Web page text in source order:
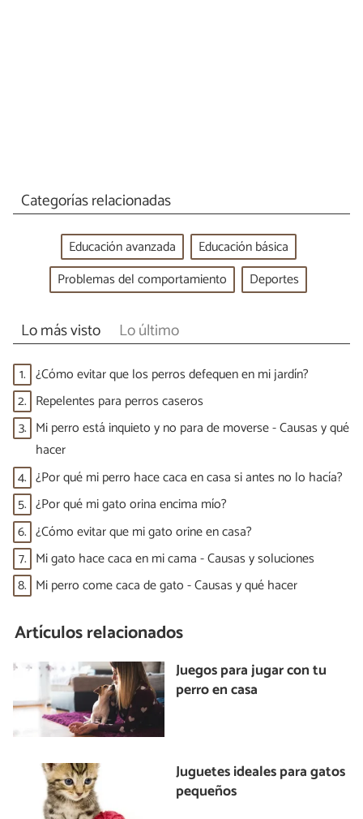
Categorías relacionadas
Educación avanzada
Educación básica
Problemas del comportamiento
Deportes
Lo más visto Lo último
1. ¿Cómo evitar que los perros defequen en mi jardín?
2. Repelentes para perros caseros
3. Mi perro está inquieto y no para de moverse - Causas y qué
hacer
4. ¿Por qué mi perro hace caca en casa si antes no lo hacía?
5. ¿Por qué mi gato orina encima mío?
6. ¿Cómo evitar que mi gato orine en casa?
7. Mi gato hace caca en mi cama - Causas y soluciones
8. Mi perro come caca de gato - Causas y qué hacer
Artículos relacionados
Juegos para jugar con tu
perro en casa
Juguetes ideales para gatos
pequeños